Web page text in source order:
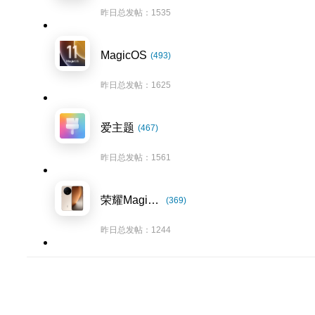
昨日总发帖：1535
MagicOS (493)
昨日总发帖：1625
爱主题 (467)
昨日总发帖：1561
荣耀Magic8系列 (369)
昨日总发帖：1244